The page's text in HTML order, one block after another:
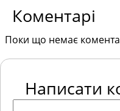
Коментарі
Поки що немає
Написати